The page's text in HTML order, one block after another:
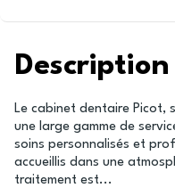
Le cabinet dentaire Picot,
une large gamme de
soins personnalisés et
accueillis dans une
traitement est...